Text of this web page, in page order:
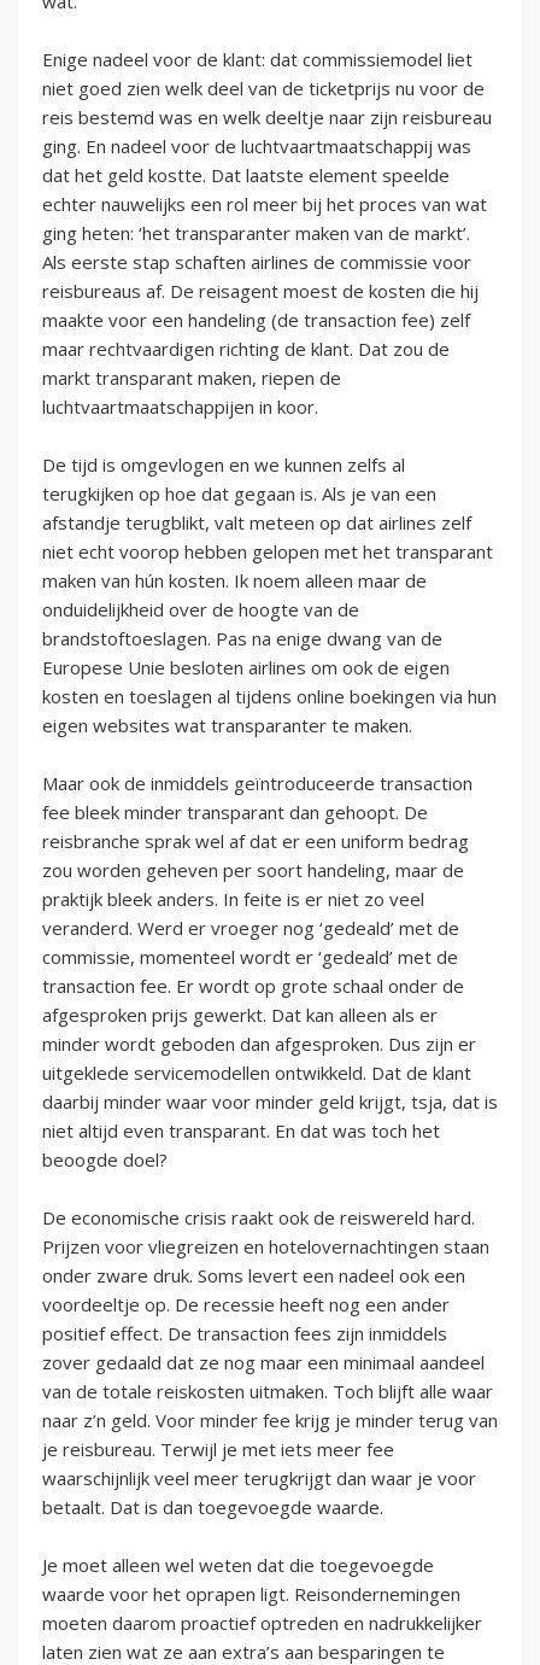
Enige nadeel voor de klant: dat commissiemodel liet
niet goed zien welk deel van de ticketprijs nu voor de
reis bestemd was en welk deeltje naar zijn reisbureau
ging. En nadeel voor de luchtvaartmaatschappij was
dat het geld kostte. Dat laatste element speelde
echter nauwelijks een rol meer bij het proces van wat
ging heten: ‘het transparanter maken van de markt’.
Als eerste stap schaften airlines de commissie voor
reisbureaus af. De reisagent moest de kosten die hij
maakte voor een handeling (de transaction fee) zelf
maar rechtvaardigen richting de klant. Dat zou de
markt transparant maken, riepen de
luchtvaartmaatschappijen in koor.
De tijd is omgevlogen en we kunnen zelfs al
terugkijken op hoe dat gegaan is. Als je van een
afstandje terugblikt, valt meteen op dat airlines zelf
niet echt voorop hebben gelopen met het transparant
maken van hún kosten. Ik noem alleen maar de
onduidelijkheid over de hoogte van de
brandstoftoeslagen. Pas na enige dwang van de
Europese Unie besloten airlines om ook de eigen
kosten en toeslagen al tijdens online boekingen via hun
eigen websites wat transparanter te maken.
Maar ook de inmiddels geïntroduceerde transaction
fee bleek minder transparant dan gehoopt. De
reisbranche sprak wel af dat er een uniform bedrag
zou worden geheven per soort handeling, maar de
praktijk bleek anders. In feite is er niet zo veel
veranderd. Werd er vroeger nog ‘gedeald’ met de
commissie, momenteel wordt er ‘gedeald’ met de
transaction fee. Er wordt op grote schaal onder de
afgesproken prijs gewerkt. Dat kan alleen als er
minder wordt geboden dan afgesproken. Dus zijn er
uitgeklede servicemodellen ontwikkeld. Dat de klant
daarbij minder waar voor minder geld krijgt, tsja, dat is
niet altijd even transparant. En dat was toch het
beoogde doel?
De economische crisis raakt ook de reiswereld hard.
Prijzen voor vliegreizen en hotelovernachtingen staan
onder zware druk. Soms levert een nadeel ook een
voordeeltje op. De recessie heeft nog een ander
positief effect. De transaction fees zijn inmiddels
zover gedaald dat ze nog maar een minimaal aandeel
van de totale reiskosten uitmaken. Toch blijft alle waar
naar z’n geld. Voor minder fee krijg je minder terug van
je reisbureau. Terwijl je met iets meer fee
waarschijnlijk veel meer terugkrijgt dan waar je voor
betaalt. Dat is dan toegevoegde waarde.
Je moet alleen wel weten dat die toegevoegde
waarde voor het oprapen ligt. Reisondernemingen
moeten daarom proactief optreden en nadrukkelijker
laten zien wat ze aan extra’s aan besparingen te